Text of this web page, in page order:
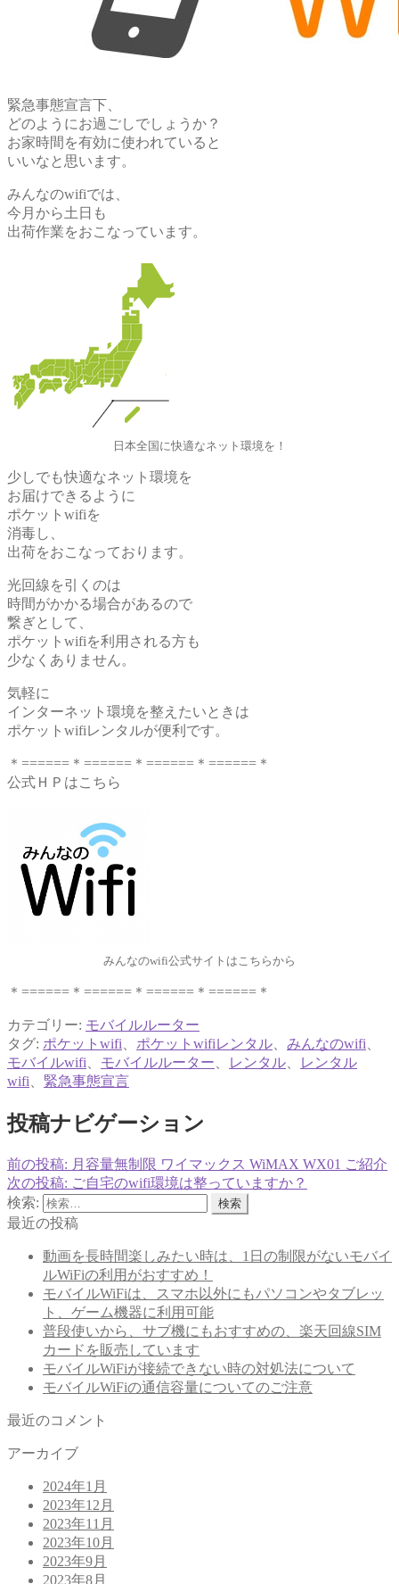
緊急事態宣言下、
どのようにお過ごしでしょうか？
お家時間を有効に使われていると
いいなと思います。
みんなのwifiでは、
今月から土日も
出荷作業をおこなっています。
日本全国に快適なネット環境を！
少しでも快適なネット環境を
お届けできるように
ポケットwifiを
消毒し、
出荷をおこなっております。
光回線を引くのは
時間がかかる場合があるので
繋ぎとして、
ポケットwifiを利用される方も
少なくありません。
気軽に
インターネット環境を整えたいときは
ポケットwifiレンタルが便利です。
＊======＊======＊======＊======＊
公式ＨＰはこちら
みんなのwifi公式サイトはこちらから
＊======＊======＊======＊======＊
カテゴリー: モバイルルーター
タグ: ポケットwifi ポケットwifiレンタル みんなのwifi
モバイルwifi
モバイルルーター レンタル
レンタル
wifi
緊急事態宣言
投稿ナビゲーション
前の投稿: 月容量無制限 ワイマックス WiMAX WX01 ご紹介
次の投稿: ご自宅のwifi環境は整っていますか？
検索:
最近の投稿
動画を長時間楽しみたい時は、1日の制限がないモバイ
ルWiFiの利用がおすすめ！
モバイルWiFiは、スマホ以外にもパソコンやタブレッ
ト、ゲーム機器に利用可能
普段使いから、サブ機にもおすすめの、楽天回線SIM
カードを販売しています
モバイルWiFiが接続できない時の対処法について
モバイルWiFiの通信容量についてのご注意
最近のコメント
アーカイブ
2024年1月
2023年12月
2023年11月
2023年10月
2023年9月
2023年8月